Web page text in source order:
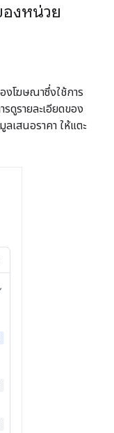
องหน่วย
งโฆษณาซึ่งใช้การ
ดูรายละเอียดของ
เสนอราคา ให้แตะ